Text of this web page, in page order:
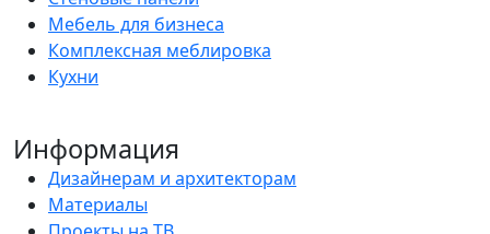
Мебель для бизнеса
Комплексная меблировка
Кухни
Информация
Дизайнерам и архитекторам
Материалы